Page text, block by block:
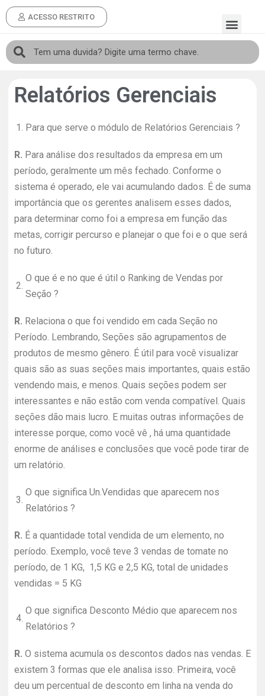
ACESSO RESTRITO
Relatórios Gerenciais
1. Para que serve o módulo de Relatórios Gerenciais ?
R. Para análise dos resultados da empresa em um
período, geralmente um mês fechado. Conforme o
sistema é operado, ele vai acumulando dados. É de suma
importância que os gerentes analisem esses dados,
para determinar como foi a empresa em função das
metas, corrigir percurso e planejar o que foi e o que será
no futuro.
2.
O que é e no que é útil o Ranking de Vendas por
Seção ?
R. Relaciona o que foi vendido em cada Seção no
Período. Lembrando, Seções são agrupamentos de
produtos de mesmo gênero. É útil para você visualizar
quais são as suas seções mais importantes, quais estão
vendendo mais, e menos. Quais seções podem ser
interessantes e não estão com venda compatível. Quais
seções dão mais lucro. E muitas outras informações de
interesse porque, como você vê , há uma quantidade
enorme de análises e conclusões que você pode tirar de
um relatório.
3.
O que significa Un.Vendidas que aparecem nos
Relatórios ?
R. É a quantidade total vendida de um elemento, no
período. Exemplo, você teve 3 vendas de tomate no
período, de 1 KG, 1,5 KG e 2,5 KG, total de unidades
vendidas = 5 KG
4.
O que significa Desconto Médio que aparecem nos
Relatórios ?
R. O sistema acumula os descontos dados nas vendas. E
existem 3 formas que ele analisa isso. Primeira, você
deu um percentual de desconto em linha na venda do